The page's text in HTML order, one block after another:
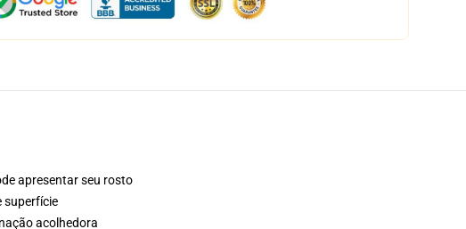
apresentar seu rosto
superfície
acolhedora